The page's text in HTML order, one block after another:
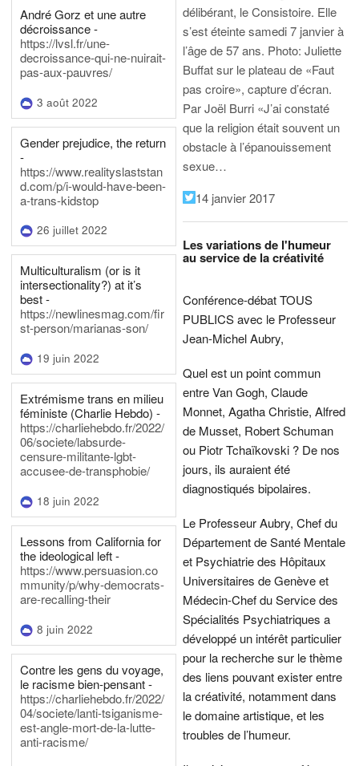
André Gorz et une autre
décroissance -
https://lvsl.fr/une-
decroissance-qui-ne-nuirait-
pas-aux-pauvres/
3 août 2022
Gender prejudice, the return
-
https://www.realityslaststan
d.com/p/i-would-have-been-
a-trans-kidstop
26 juillet 2022
Multiculturalism (or is it
intersectionality?) at it’s
best -
https://newlinesmag.com/fir
st-person/marianas-son/
19 juin 2022
Extrémisme trans en milieu
féministe (Charlie Hebdo) -
https://charliehebdo.fr/2022/
06/societe/labsurde-
censure-militante-lgbt-
accusee-de-transphobie/
18 juin 2022
Lessons from California for
the ideological left -
https://www.persuasion.co
mmunity/p/why-democrats-
are-recalling-their
8 juin 2022
Contre les gens du voyage,
le racisme bien-pensant -
https://charliehebdo.fr/2022/
04/societe/lanti-tsiganisme-
est-angle-mort-de-la-lutte-
anti-racisme/
délibérant, le Consistoire. Elle
s’est éteinte samedi 7 janvier à
l’âge de 57 ans. Photo: Juliette
Buffat sur le plateau de «Faut
pas croire», capture d’écran.
Par Joël Burri «J’ai constaté
que la religion était souvent un
obstacle à l’épanouissement
sexue…
14 janvier 2017
Les variations de l'humeur
au service de la créativité
Conférence-débat TOUS
PUBLICS avec le Professeur
Jean-Michel Aubry,
Quel est un point commun
entre Van Gogh, Claude
Monnet, Agatha Christie, Alfred
de Musset, Robert Schuman
ou Piotr Tchaïkovski ? De nos
jours, ils auraient été
diagnostiqués bipolaires.
Le Professeur Aubry, Chef du
Département de Santé Mentale
et Psychiatrie des Hôpitaux
Universitaires de Genève et
Médecin-Chef du Service des
Spécialités Psychiatriques a
développé un intérêt particulier
pour la recherche sur le thème
des liens pouvant exister entre
la créativité, notamment dans
le domaine artistique, et les
troubles de l’humeur.